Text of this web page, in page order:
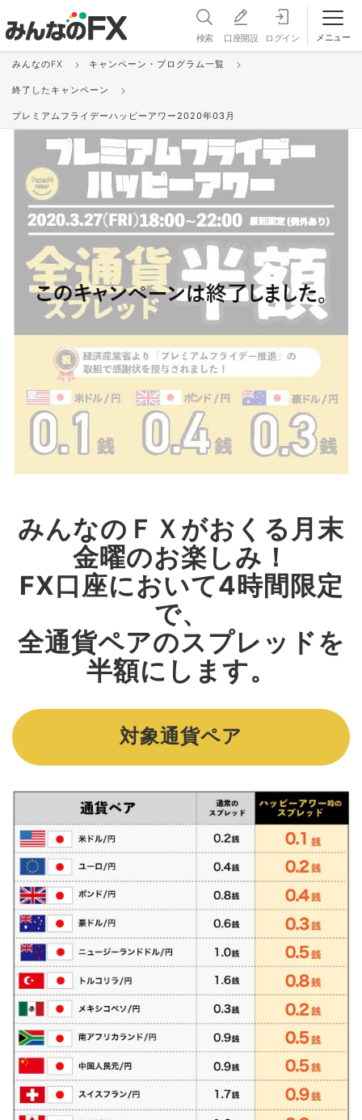
検索 口座開設 ログイン メニュー
みんなのFX キャンペーン・プログラム一覧
終了したキャンペーン
プレミアムフライデーハッピーアワー2020年03月
みんなのＦＸがおくる月末
金曜のお楽しみ！
FX口座において4時間限定
で、
全通貨ペアのスプレッドを
半額にします。
対象通貨ペア